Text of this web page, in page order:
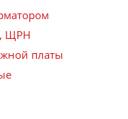
ЩРН
платы